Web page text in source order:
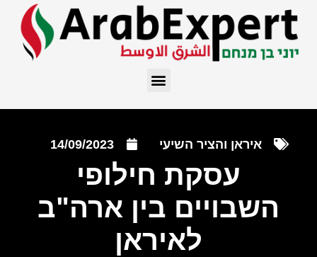
איראן והציר השיעי 14/09/2023
עסקת חילופי
השבויים בין ארה"ב
לאיראן